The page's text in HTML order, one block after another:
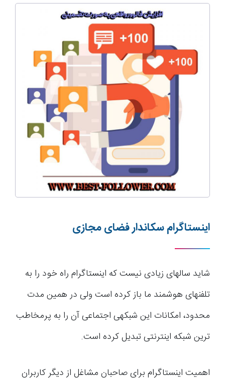
اینستاگرام سکان­دار فضای مجازی
شاید سال­های زیادی نیست که اینستاگرام راه خود را به
تلفن­های هوشمند ما باز کرده است ولی در همین مدت
محدود، امکانات این شبکه­ی اجتماعی آن را به پرمخاطب
ترین شبکه اینترنتی تبدیل کرده است.
اهمیت اینستاگرام برای صاحبان مشاغل از دیگر کاربران